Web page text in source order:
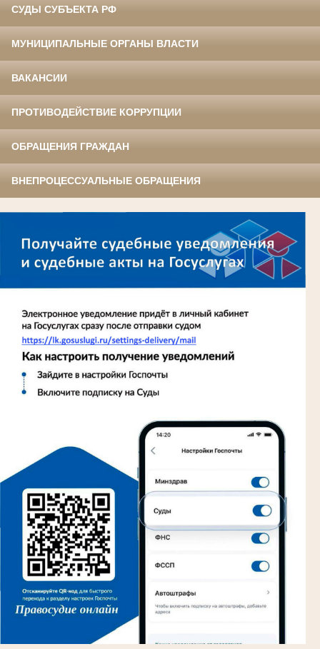
СУДЫ СУБЪЕКТА РФ
МУНИЦИПАЛЬНЫЕ ОРГАНЫ ВЛАСТИ
ВАКАНСИИ
ПРОТИВОДЕЙСТВИЕ КОРРУПЦИИ
ОБРАЩЕНИЯ ГРАЖДАН
ВНЕПРОЦЕССУАЛЬНЫЕ ОБРАЩЕНИЯ